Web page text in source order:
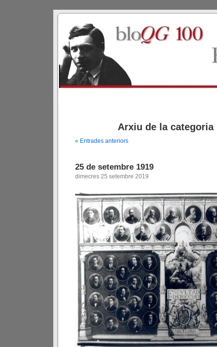
Arxiu de la categoria
« Entrades anteriors
25 de setembre 1919
dimecres 25 setembre 2019